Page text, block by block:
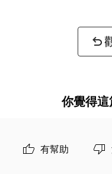
你覺得這
有幫助